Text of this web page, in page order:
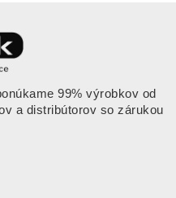
99% výrobkov od
a distribútorov so zárukou